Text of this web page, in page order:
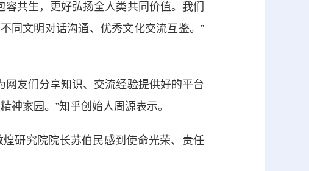
共生，更好弘扬全人类共同价值。我们
同文明对话沟通、优秀文化交流互鉴。”
友们分享知识、交流经验提供好的平台
家园。”知乎创始人周源表示。
研究院院长苏伯民感到使命光荣、责任